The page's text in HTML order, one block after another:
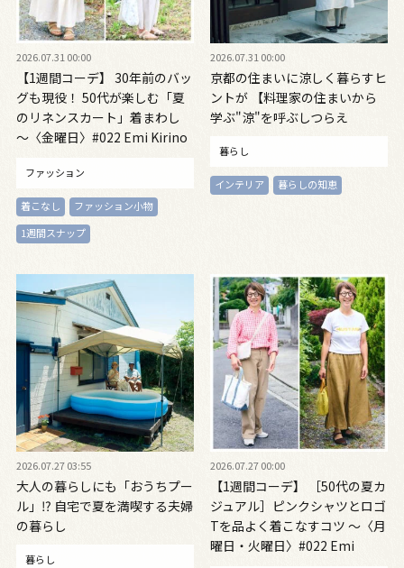
2026.07.31 00:00
【1週間コーデ】 30年前のバッ
グも現役！ 50代が楽しむ「夏
のリネンスカート」着まわし
～〈金曜日〉#022 Emi Kirino
ファッション
着こなし
ファッション小物
1週間スナップ
2026.07.31 00:00
京都の住まいに涼しく暮らすヒ
ントが 【料理家の住まいから
学ぶ"涼"を呼ぶしつらえ
暮らし
インテリア 暮らしの知恵
2026.07.27 03:55
大人の暮らしにも「おうちプー
ル」⁉ 自宅で夏を満喫する夫婦
の暮らし
暮らし
2026.07.27 00:00
【1週間コーデ】 ［50代の夏カ
ジュアル］ピンクシャツとロゴ
Tを品よく着こなすコツ ～〈月
曜日・火曜日〉#022 Emi